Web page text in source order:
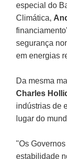
especial do
Climática,
segurança
em energias
Da mesma
Charles
indústrias de
lugar do
"Os
estabilidade